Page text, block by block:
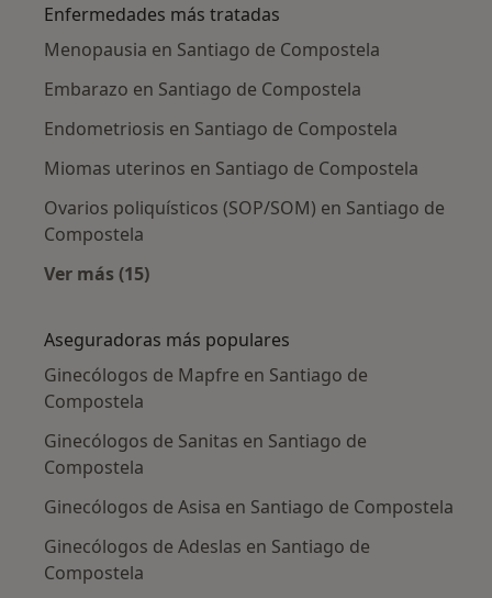
Enfermedades más tratadas
Menopausia en Santiago de Compostela
Embarazo en Santiago de Compostela
Endometriosis en Santiago de Compostela
Miomas uterinos en Santiago de Compostela
Ovarios poliquísticos (SOP/SOM) en Santiago de
Compostela
Ver más (15)
Aseguradoras más populares
Ginecólogos de Mapfre en Santiago de
Compostela
Ginecólogos de Sanitas en Santiago de
Compostela
Ginecólogos de Asisa en Santiago de Compostela
Ginecólogos de Adeslas en Santiago de
Compostela